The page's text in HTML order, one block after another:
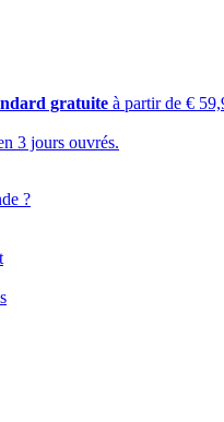
gratuite à partir de €
3 jours ouvrés.
?